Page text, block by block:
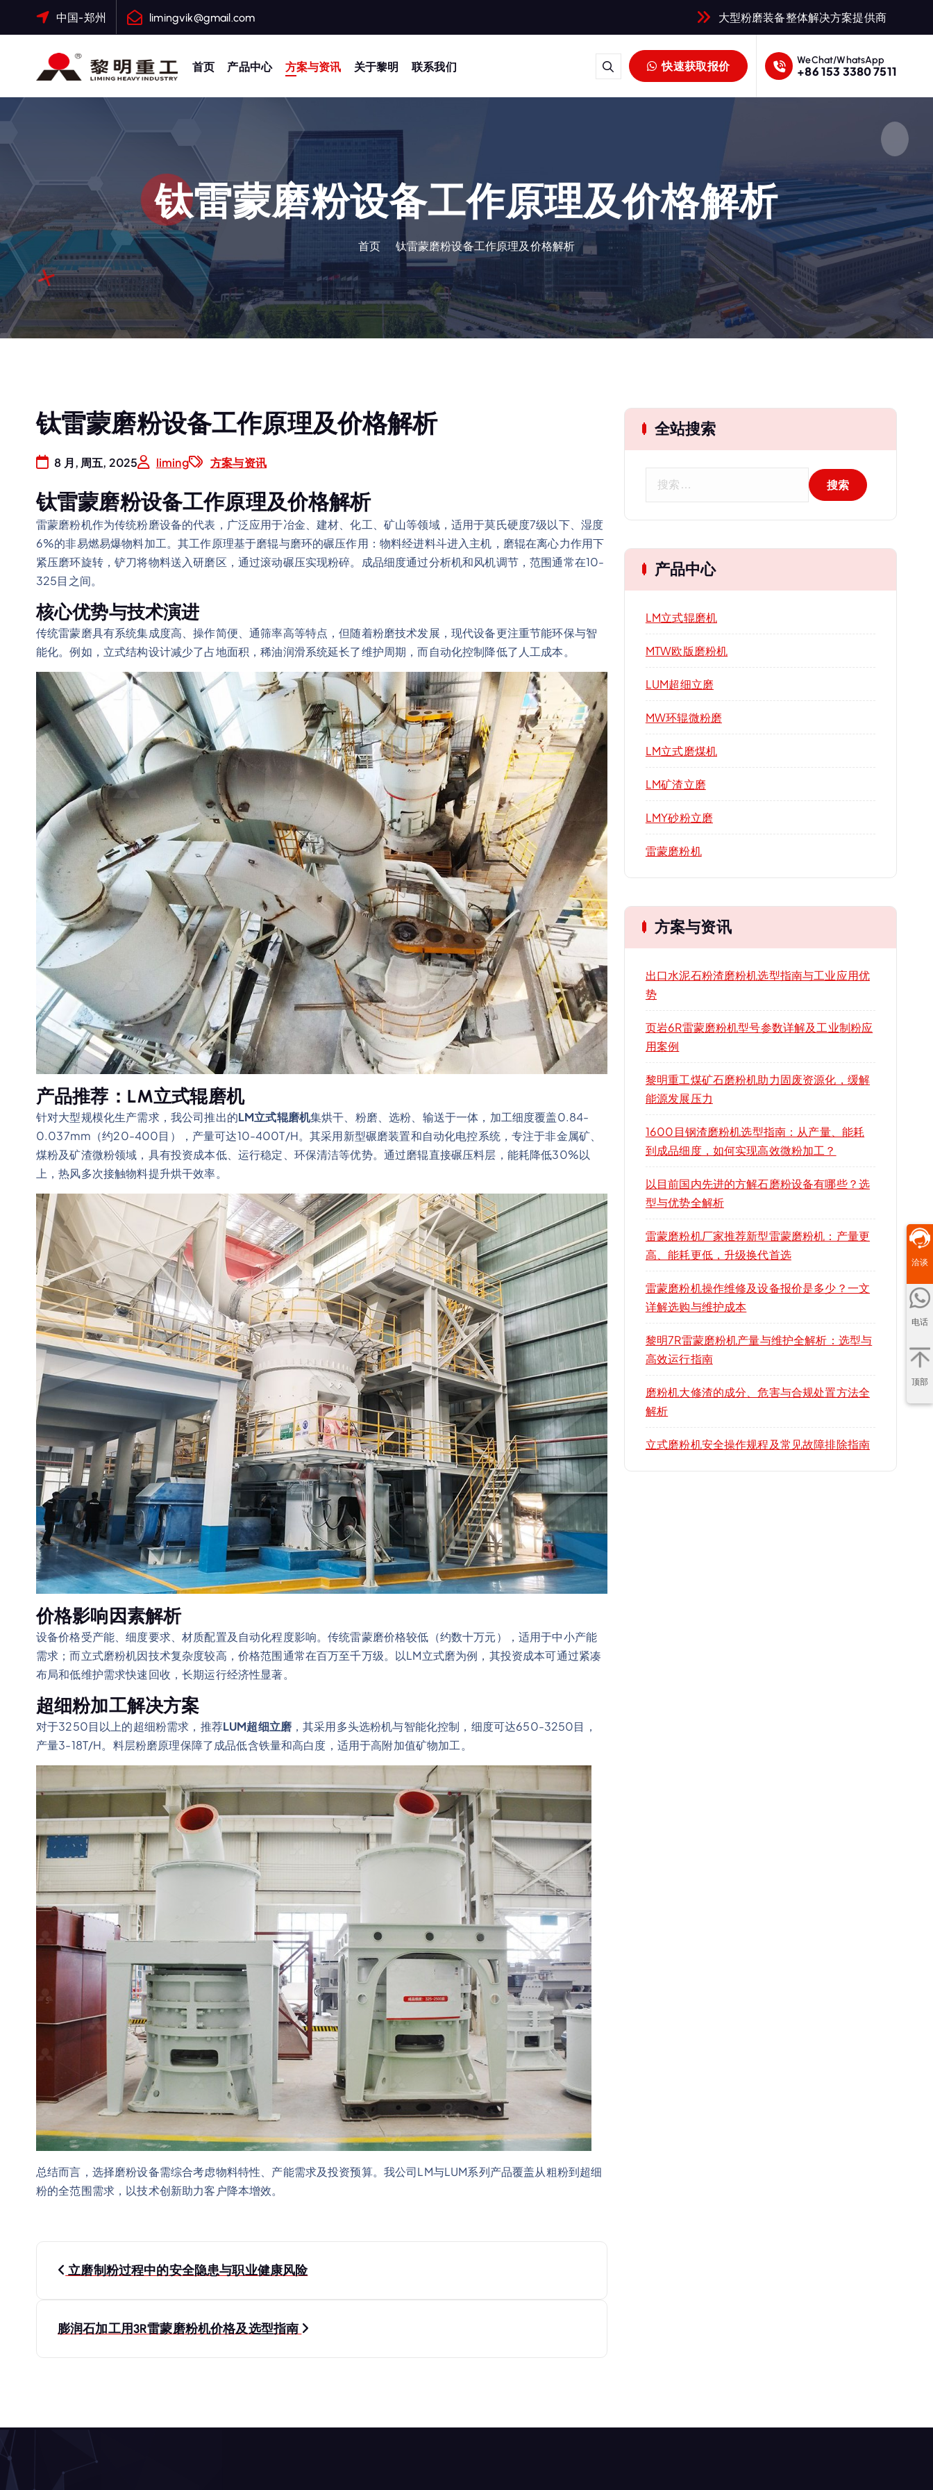
中国-郑州 limingvik@gmail.com 大型粉磨装备整体解决方案提供商
大修渣磨粉机，矿渣立磨
首页 产品中心 方案与资讯 关于黎明 联系我们 快速获取报价 WeChat/WhatsApp
+86 153 3380 7511
钛雷蒙磨粉设备工作原理及价格解析
首页 钛雷蒙磨粉设备工作原理及价格解析
钛雷蒙磨粉设备工作原理及价格解析
8 月, 周五, 2025 liming 方案与资讯
钛雷蒙磨粉设备工作原理及价格解析
雷蒙磨粉机作为传统粉磨设备的代表，广泛应用于冶金、建材、化工、矿山等领域，适用于莫氏硬度7级以下、湿度
6%的非易燃易爆物料加工。其工作原理基于磨辊与磨环的碾压作用：物料经进料斗进入主机，磨辊在离心力作用下
紧压磨环旋转，铲刀将物料送入研磨区，通过滚动碾压实现粉碎。成品细度通过分析机和风机调节，范围通常在10-
325目之间。
核心优势与技术演进
传统雷蒙磨具有系统集成度高、操作简便、通筛率高等特点，但随着粉磨技术发展，现代设备更注重节能环保与智
能化。例如，立式结构设计减少了占地面积，稀油润滑系统延长了维护周期，而自动化控制降低了人工成本。
产品推荐：LM立式辊磨机
针对大型规模化生产需求，我公司推出的LM立式辊磨机集烘干、粉磨、选粉、输送于一体，加工细度覆盖0.84-
0.037mm（约20-400目），产量可达10-400T/H。其采用新型碾磨装置和自动化电控系统，专注于非金属矿、
煤粉及矿渣微粉领域，具有投资成本低、运行稳定、环保清洁等优势。通过磨辊直接碾压料层，能耗降低30%以
上，热风多次接触物料提升烘干效率。
价格影响因素解析
设备价格受产能、细度要求、材质配置及自动化程度影响。传统雷蒙磨价格较低（约数十万元），适用于中小产能
需求；而立式磨粉机因技术复杂度较高，价格范围通常在百万至千万级。以LM立式磨为例，其投资成本可通过紧凑
布局和低维护需求快速回收，长期运行经济性显著。
超细粉加工解决方案
对于3250目以上的超细粉需求，推荐LUM超细立磨 ，其采用多头选粉机与智能化控制，细度可达650-3250目，
产量3-18T/H。料层粉磨原理保障了成品低含铁量和高白度，适用于高附加值矿物加工。
总结而言，选择磨粉设备需综合考虑物料特性、产能需求及投资预算。我公司LM与LUM系列产品覆盖从粗粉到超细
粉的全范围需求，以技术创新助力客户降本增效。
文
导
立磨制粉过程中的安全隐患与职业健康风险
膨润石加工用3R雷蒙磨粉机价格及选型指南
全站搜索
产品中心
LM立式辊磨机
MTW欧版磨粉机
LUM超细立磨
MW环辊微粉磨
LM立式磨煤机
LM矿渣立磨
LMY砂粉立磨
雷蒙磨粉机
方案与资讯
出口水泥石粉渣磨粉机选型指南与工业应用优
势
页岩6R雷蒙磨粉机型号参数详解及工业制粉应
用案例
黎明重工煤矿石磨粉机助力固废资源化，缓解
能源发展压力
1600目钢渣磨粉机选型指南：从产量、能耗
到成品细度，如何实现高效微粉加工？
以目前国内先进的方解石磨粉设备有哪些？选
型与优势全解析
雷蒙磨粉机厂家推荐新型雷蒙磨粉机：产量更
高、能耗更低，升级换代首选
雷蒙磨粉机操作维修及设备报价是多少？一文
详解选购与维护成本
黎明7R雷蒙磨粉机产量与维护全解析：选型与
高效运行指南
磨粉机大修渣的成分、危害与合规处置方法全
解析
立式磨粉机安全操作规程及常见故障排除指南
洽谈
电话
顶部